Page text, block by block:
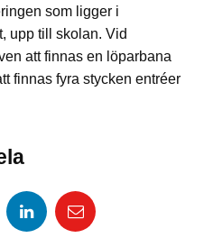
som ligger i
upp till skolan. Vid
att finnas en löparbana
finnas fyra stycken entréer